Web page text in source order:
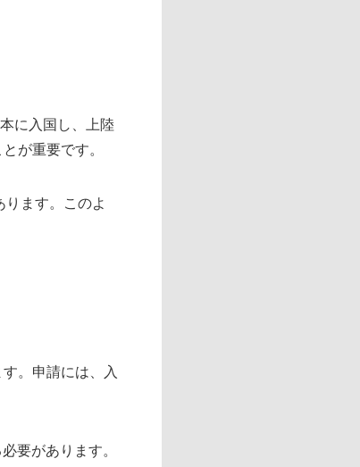
に入国し、上陸
が重要です。
ます。このよ
。申請には、入
要があります。